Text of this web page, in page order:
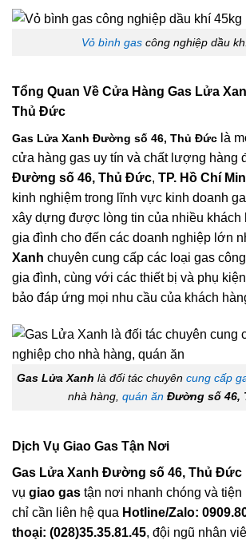
Vỏ bình gas công nghiệp dầu
Tổng Quan Về Cửa Hàng Gas Lửa
Thủ Đức
Gas Lửa Xanh Đường số 46, Thủ Đức là
cửa hàng gas uy tín và chất lượng hàng
Đường số 46, Thủ Đức, TP. Hồ Chí
kinh nghiệm trong lĩnh vực kinh doanh
xây dựng được lòng tin của nhiều khách
gia đình cho đến các doanh nghiệp lớn
Xanh chuyên cung cấp các loại gas
gia đình, cùng với các thiết bị và phụ
bảo đáp ứng mọi nhu cầu của khách
Gas Lửa Xanh là đối tác chuyên cung cấp
nhà hàng, quán ăn Đường số 46,
Dịch Vụ Giao Gas Tận Nơi
Gas Lửa Xanh Đường số 46, Thủ Đức
vụ giao gas tận nơi nhanh chóng và
chỉ cần liên hệ qua Hotline/Zalo:
thoại: (028)35.35.81.45, đội ngũ nhân